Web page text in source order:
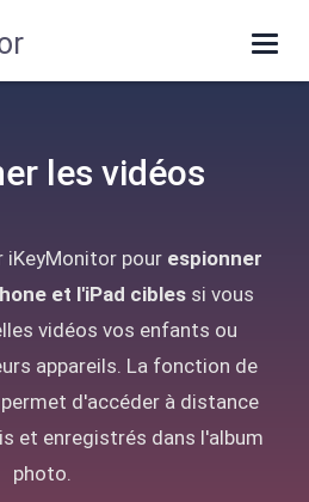
les vidéos
iKeyMonitor pour espionner
et l'iPad ciblessi vous
vidéos vos enfants ou
appareils. La fonction de
d'accéder à distance
et enregistrés dans l'album
photo.